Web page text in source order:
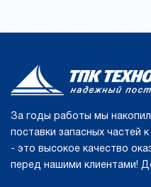
За годы работы мы
поставки запасных частей
- это высокое качество
перед нашими клиентами!